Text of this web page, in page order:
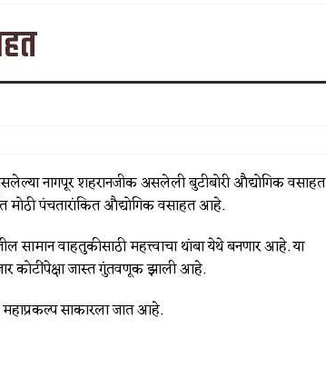
असलेल्या नागपूर शहरानजीक असलेली बुटीबोरी औद्योगिक वसाहत
मोठी पंचतारांकित औद्योगिक वसाहत आहे.
सामान वाहतुकीसाठी महत्त्वाचा थांबा येथे बनणार आहे. या
कोटींपेक्षा जास्त गुंतवणूक झाली आहे.
महाप्रकल्प साकारला जात आहे.